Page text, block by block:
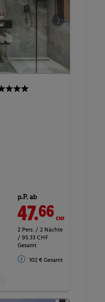
p.P. ab
47.66CHF
2 Pers. / 2 Nächte
/ 95.33 CHF
Gesamt
102 € Gesamt